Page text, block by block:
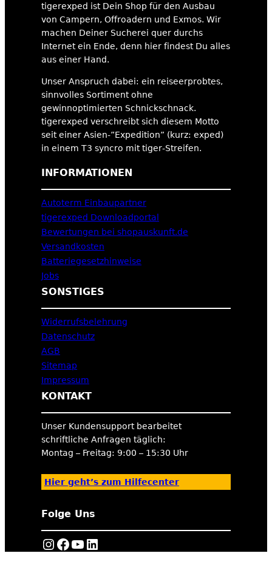
tigerexped ist Dein Shop für den Ausbau
von Campern, Offroadern und Exmos. Wir
machen Deiner Sucherei quer durchs
Internet ein Ende, denn hier findest Du alles
aus einer Hand.
Unser Anspruch dabei: ein reiseerprobtes,
sinnvolles Sortiment ohne
gewinnoptimierten Schnickschnack.
tigerexped verschreibt sich diesem Motto
seit einer Asien-”Expedition” (kurz: exped)
in einem T3 syncro mit tiger-Streifen.
INFORMATIONEN
Autoterm Einbaupartner
tigerexped Downloadportal
Bewertungen bei shopauskunft.de
Versandkosten
Batteriegesetzhinweise
Jobs
SONSTIGES
Widerrufsbelehrung
Datenschutz
AGB
Sitemap
Impressum
KONTAKT
Unser Kundensupport bearbeitet
schriftliche Anfragen täglich:
Montag – Freitag: 9:00 – 15:30 Uhr
Hier geht’s zum Hilfecenter
Folge Uns
https://www.instagram.com/tigerexped/ Facebook YouTube LinkedIn